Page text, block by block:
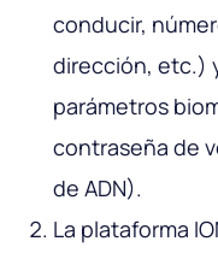
conducir,
dirección, etc.)
parámetros
contraseña de
de ADN).
La plataforma